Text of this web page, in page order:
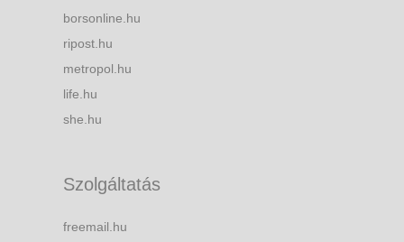
borsonline.hu
ripost.hu
metropol.hu
life.hu
she.hu
Szolgáltatás
freemail.hu